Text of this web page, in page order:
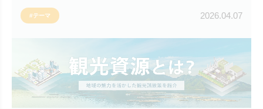
#テーマ 2026.04.07